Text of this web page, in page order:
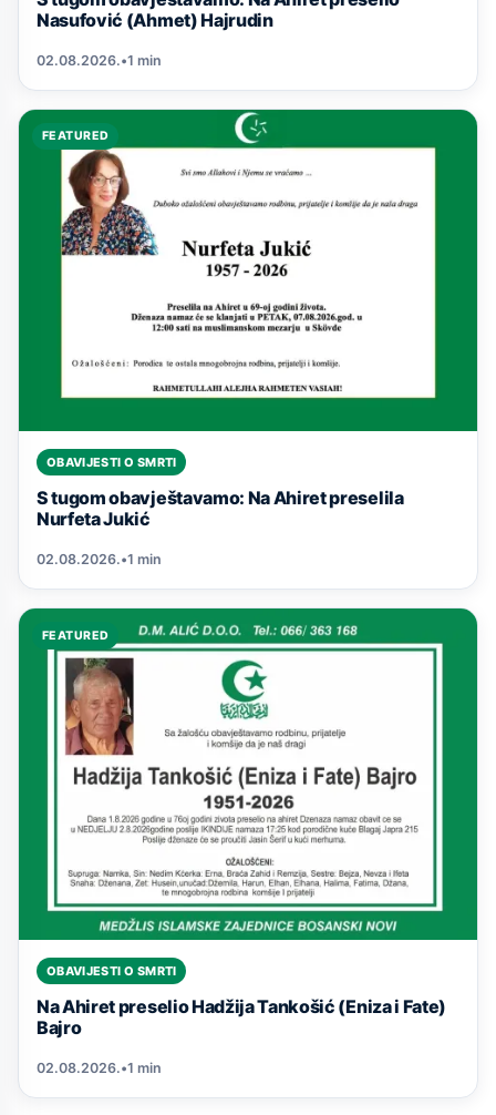
Nasufović (Ahmet) Hajrudin
02.08.2026.•1 min
FEATURED
OBAVIJESTI O SMRTI
S tugom obavještavamo: Na Ahiret preselila
Nurfeta Jukić
02.08.2026.•1 min
FEATURED
OBAVIJESTI O SMRTI
Na Ahiret preselio Hadžija Tankošić (Eniza i Fate)
Bajro
02.08.2026.•1 min